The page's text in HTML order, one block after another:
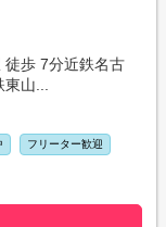
徒歩 7分近鉄名古
山...
フリーター歓迎